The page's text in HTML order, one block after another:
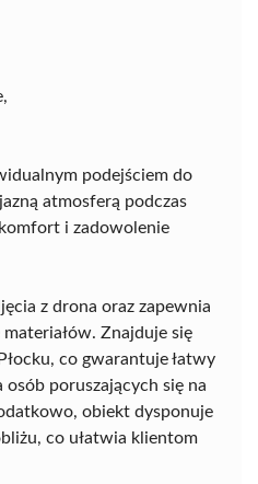
podejściem do
atmosferą podczas
i zadowolenie
z drona oraz zapewnia
materiałów. Znajduje się
co gwarantuje łatwy
poruszających się na
obiekt dysponuje
co ułatwia klientom